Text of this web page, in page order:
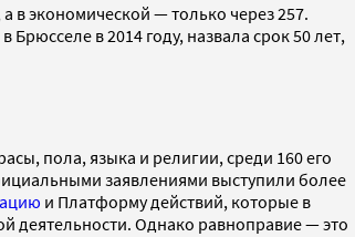
в экономической — только через 257.
в 2014 году, назвала срок 50 лет,
пола, языка и религии, среди 160 его
заявлениями выступили более
и Платформу действий, которые в
деятельности. Однако равноправие — это